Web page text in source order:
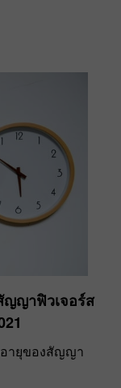
ญญาฟิวเจอร์ส
ายุของสัญญา